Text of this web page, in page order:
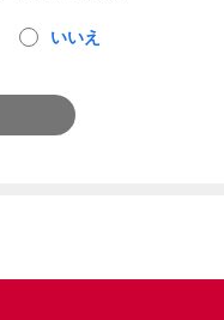
いいえ